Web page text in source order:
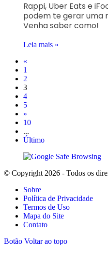
Rappi, Uber Eats e
podem te gerar uma
Venha saber como!
Leia mais »
«
1
2
3
4
5
»
10
...
Último
© Copyright 2026 - Todos os
Sobre
Política de Privacidade
Termos de Uso
Mapa do Site
Contato
Botão Voltar ao topo